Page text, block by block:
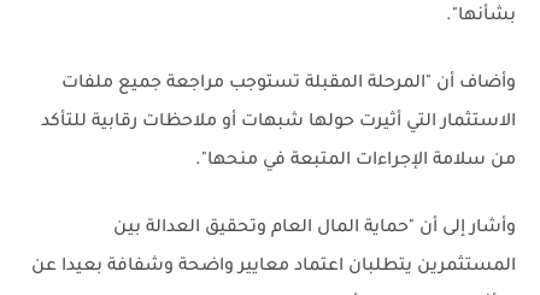
بشأنها".
وأضاف أن "المرحلة المقبلة تستوجب مراجعة جميع ملفات
الاستثمار التي أثيرت حولها شبهات أو ملاحظات رقابية للتأكد
من سلامة الإجراءات المتبعة في منحها".
وأشار إلى أن "حماية المال العام وتحقيق العدالة بين
المستثمرين يتطلبان اعتماد معايير واضحة وشفافة بعيدا عن